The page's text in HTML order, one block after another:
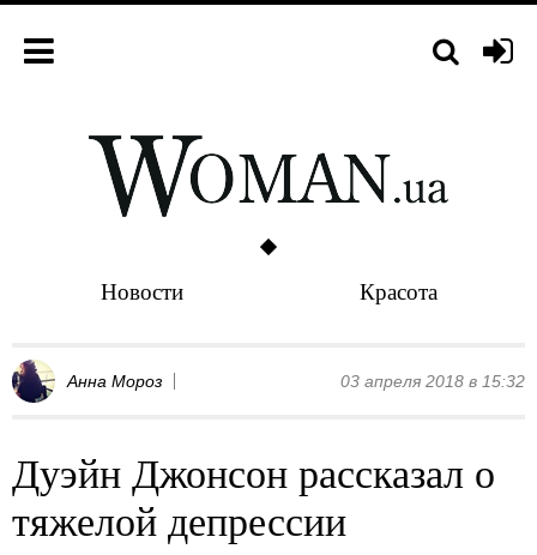
Новости Красота
Анна Мороз 03 апреля 2018 в 15:32
Дуэйн Джонсон рассказал о
тяжелой депрессии